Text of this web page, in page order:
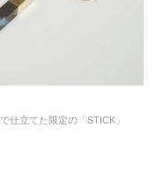
仕立てた限定の「STICK」